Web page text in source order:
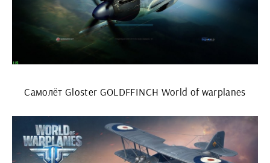
Самолёт Gloster GOLDFFINCH World of warplanes